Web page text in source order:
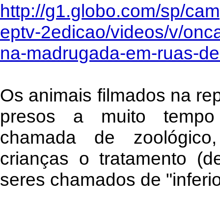
http://g1.globo.com/sp/
eptv-2edicao/videos/v/
na-madrugada-em-ruas-
Os animais filmados na
presos a muito
chamada de
crianças o tratamento
seres chamados de